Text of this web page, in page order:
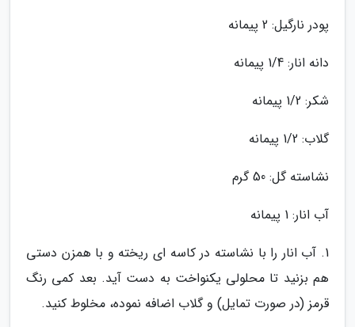
پودر نارگیل: 2 پیمانه
دانه انار: 1/4 پیمانه
شکر: 1/2 پیمانه
گلاب: 1/2 پیمانه
نشاسته گل: 50 گرم
آب انار: 1 پیمانه
1. آب انار را با نشاسته در کاسه ای ریخته و با همزن دستی
هم بزنید تا محلولی یکنواخت به دست آید. بعد کمی رنگ
قرمز (در صورت تمایل) و گلاب اضافه نموده، مخلوط کنید.